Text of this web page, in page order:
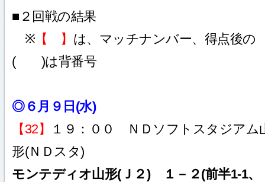
■２回戦の結果
※ 【 】 は、マッチナンバー、得点後の
( )は背番号
◎６月９日(水)
【32】
１９：００ ＮＤソフトスタジアム
形(ＮＤスタ)
モンテディオ山形(Ｊ２) １－２(前半1-1、